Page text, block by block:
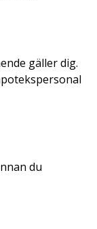
gäller dig.
du